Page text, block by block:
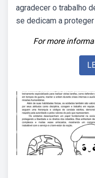
agradecer o trabalho
se dedicam a
For more